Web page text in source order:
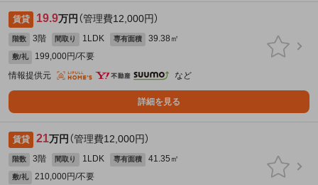
賃貸 19.9万円 （管理費12,000円）
階数 3階 間取り 1LDK 専有面積 39.38㎡
敷/礼
199,000円/不要
情報提供元
など
詳細を見る
賃貸 21万円 （管理費12,000円）
階数 3階 間取り 1LDK 専有面積 41.35㎡
敷/礼
210,000円/不要